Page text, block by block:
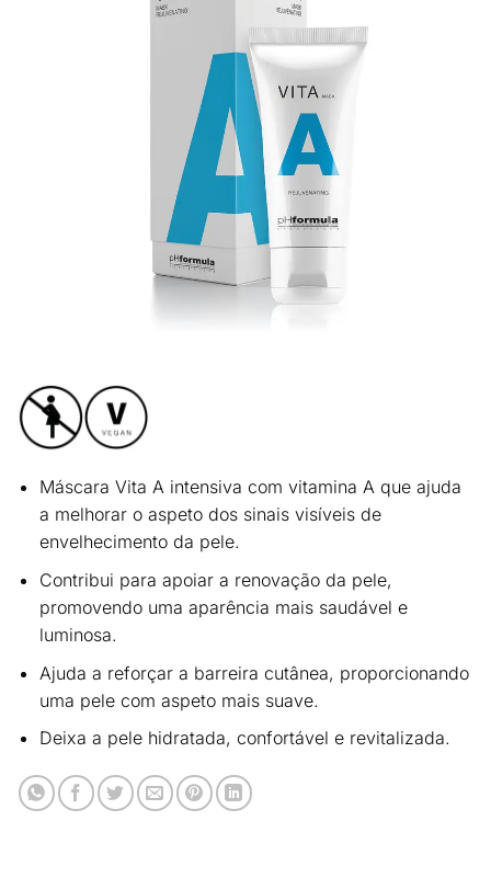
Máscara Vita A intensiva com vitamina Aque ajuda
a melhorar o aspeto dos sinais visíveis de
envelhecimento da pele.
Contribui para apoiar a renovação da pele,
promovendo uma aparência mais saudável e
luminosa.
Ajuda a reforçar a barreira cutânea, proporcionando
uma pele com aspeto mais suave.
Deixa a pele hidratada, confortável e revitalizada.